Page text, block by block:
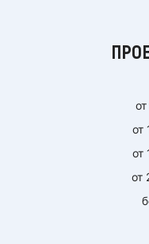
от
от
от